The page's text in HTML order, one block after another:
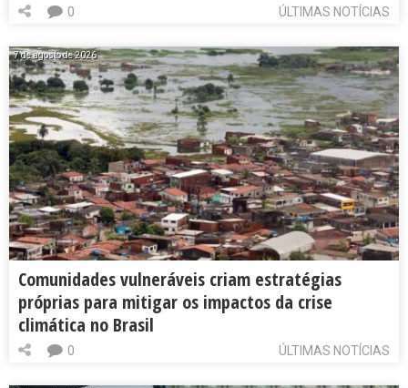
ÚLTIMAS NOTÍCIAS
0
7 de agosto de 2026
Comunidades vulneráveis criam estratégias
próprias para mitigar os impactos da crise
climática no Brasil
ÚLTIMAS NOTÍCIAS
0